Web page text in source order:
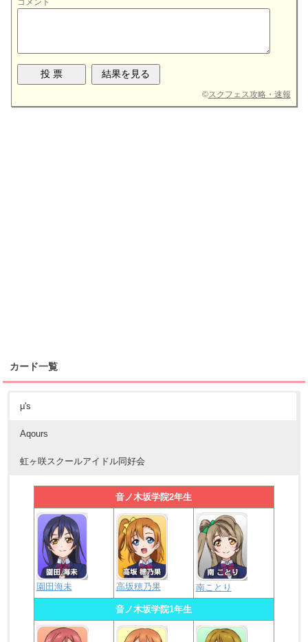
©スクフェス攻略・速報
カード一覧
μ's
Aqours
虹ヶ咲スクールアイドル同好会
音ノ木坂学院2年生
園田海未 高坂穂乃果 南ことり
音ノ木坂学院1年生